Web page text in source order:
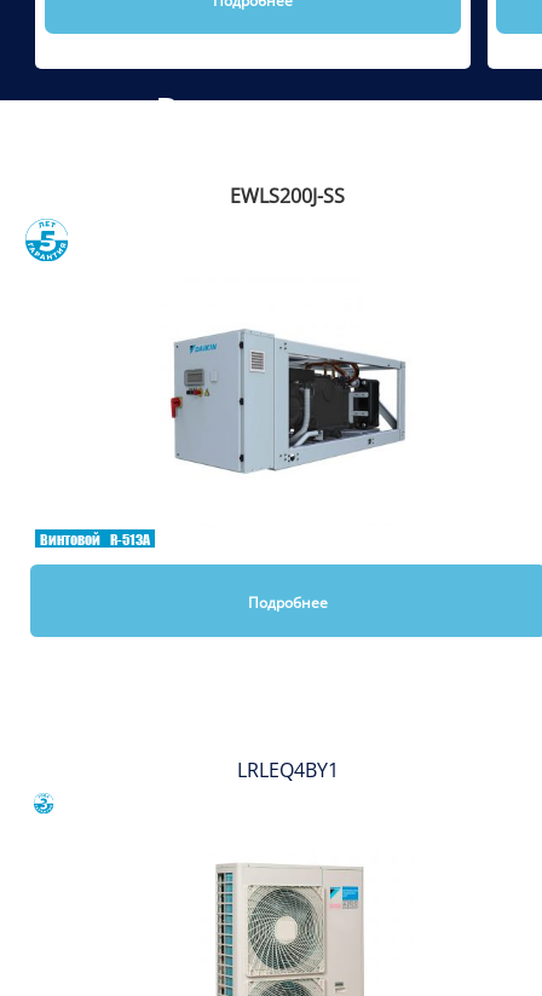
Рекомендуем
EWLS200J-SS
Винтовой R-513A
Подробнее
LRLEQ4BY1